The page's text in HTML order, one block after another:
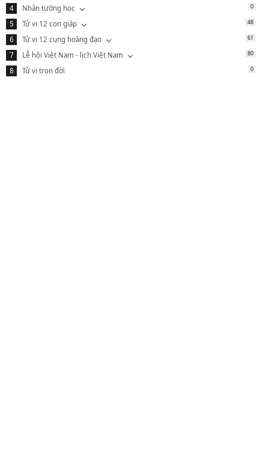
Nhân tướng học 0
Tử vi 12 con giáp 48
Tử vi 12 cung hoàng đạo 61
Lễ hội Việt Nam - lịch Việt Nam 80
Tử vi trọn đời 0